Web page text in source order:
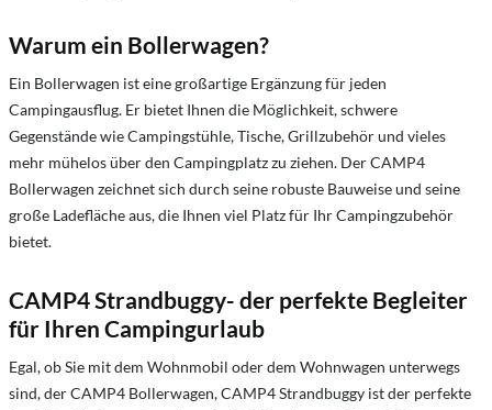
Warum ein Bollerwagen?
Ein Bollerwagen ist eine großartige Ergänzung für jeden
Campingausflug. Er bietet Ihnen die Möglichkeit, schwere
Gegenstände wie Campingstühle, Tische, Grillzubehör und vieles
mehr mühelos über den Campingplatz zu ziehen. Der CAMP4
Bollerwagen zeichnet sich durch seine robuste Bauweise und seine
große Ladefläche aus, die Ihnen viel Platz für Ihr Campingzubehör
bietet.
CAMP4 Strandbuggy- der perfekte Begleiter
für Ihren Campingurlaub
Egal, ob Sie mit dem Wohnmobil oder dem Wohnwagen unterwegs
sind, der CAMP4 Bollerwagen, CAMP4 Strandbuggy ist der perfekte